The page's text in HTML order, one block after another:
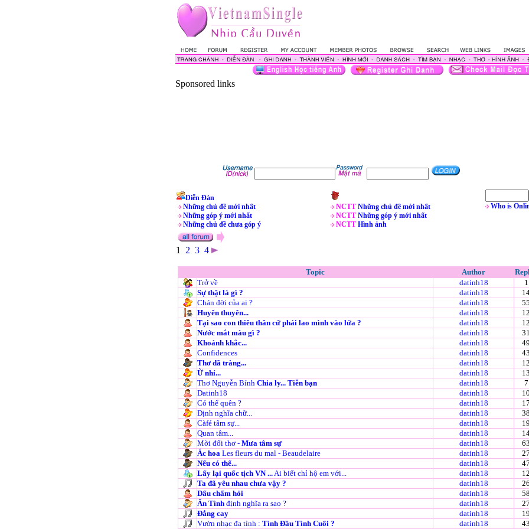
Sponsored links
Diễn Đàn
Những chủ đề mới nhất
Những góp ý mới nhất
Những chủ đề chưa góp ý
NCTT Những chủ đề mới nhất
NCTT Những góp ý mới nhất
NCTT Hình ảnh
Who is
1 2 3 4
Topic Author
Trở về
datinh18
1
Sự thật là gì ?
datinh18
Chán đời của ai ?
datinh18
Huyên thuyên...
datinh18
Tại sao con thiêu thân cứ phải lao mình vào lửa ?
datinh18
Nước mắt màu gì ?
datinh18
Khoảnh khắc...
datinh18
Confidences
datinh18
Thơ dã tràng...
datinh18
Ừ nhỉ...
datinh18
Thơ Nguyễn Bính Chia ly... Tiễn bạn datinh18
7
Datinh18
datinh18
Có thể quên ?
datinh18
Định nghĩa chữ...
datinh18
Càfé tâm sự...
datinh18
Quan tâm...
datinh18
Mời đối thơ - Mưa tâm sự datinh18
Ác hoa Les fleurs du mal - Beaudelaire datinh18
Nếu có thể...
datinh18
Lấy lại quốc tịch VN ...Ai biết chỉ hộ em với... datinh18
Ta đã yêu nhau chưa vậy ?
datinh18
Dấu chấm hỏi
datinh18
Ân Tình định nghĩa ra sao ? datinh18
Đắng cay
datinh18
Vườn nhạc đa tình : Tình Đầu Tình Cuối ? datinh18